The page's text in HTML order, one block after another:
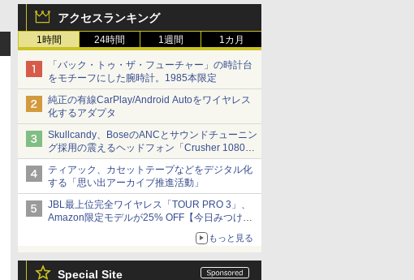
アクセスランキング
1時間 24時間 1週間 1カ月
「バック・トゥ・ザ・フューチャー」の時計台
をモチーフにした腕時計。1985本限定
純正の有線CarPlay/Android Autoをワイヤレス
化するアダプタ
Skullcandy、BoseのANCとサウンドチューニン
グ採用の震えるヘッドフォン「Crusher 1080
ANC」
ティアック、カセットテープなどをデジタル化
する「思い出アーカイブ推進活動」
JBL最上位完全ワイヤレス「TOUR PRO 3」、
Amazon限定モデルが25% OFF【今日みつけた
もっと見る
Special Site